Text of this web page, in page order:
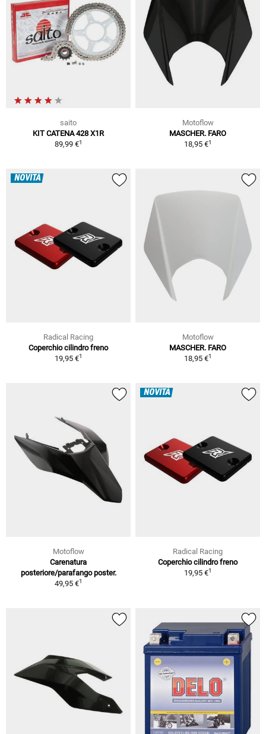
saito
KIT CATENA 428 X1R
89,99 €1
Motoflow
MASCHER. FARO
18,95 €1
NOVITÀ
Radical Racing
Coperchio cilindro freno
19,95 €1
Motoflow
MASCHER. FARO
18,95 €1
Motoflow
Carenatura
posteriore/parafango poster.
49,95 €1
NOVITÀ
Radical Racing
Coperchio cilindro freno
19,95 €1